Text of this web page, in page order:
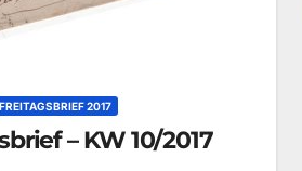
FREITAGSBRIEF 2017
– KW 10/2017